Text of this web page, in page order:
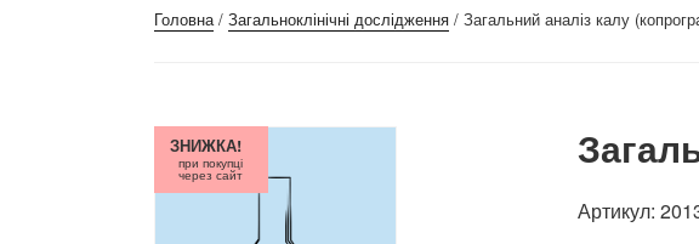
Головна/ Загальноклінічні дослідження/ Загальний аналіз калу
Артикул:
ЗНИЖКА!
при покупці
через сайт